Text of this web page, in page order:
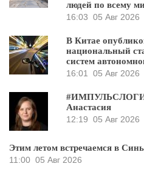
людей по всему
16:03 05 Авг 2026
В Китае
национальный
систем
16:01
05 Авг 2026
Анастасия
12:19 05 Авг 2026
Этим летом встречаемся в
11:00 05 Авг 2026